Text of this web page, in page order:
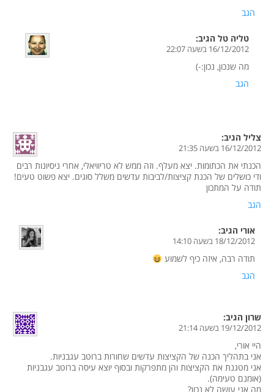
הגב
טליה טל הגיב:
16/12/2012 בשעה 22:07
מה שנכון, נכון:-)
הגב
צליל הגיב:
16/12/2012 בשעה 21:35
הכנתי את הכתומות. יצא מעלף. וזה ממש לא טריוויאלי, אחרי ניסיונות רבים
ודי כושלים של הכנת קציצות/לביבות עדשים משלל סוגים. יצא פשוט טעים!
תודה על המתכון
הגב
אורי הגיב:
18/12/2012 בשעה 14:10
תודה רבה, איזה כיף לשמוע
הגב
שרון הגיב:
19/12/2012 בשעה 21:14
היי אורי,
אני בתהליך הכנה של הקציצות עדשים שחורות ברוטב עגבניות.
אני מטגנת את הקציצות והן מתפרקות ובסוף יוצא עיסה ברוטב עגבניות
(אומנם טעימה).
מה אני עושה לא נכון?